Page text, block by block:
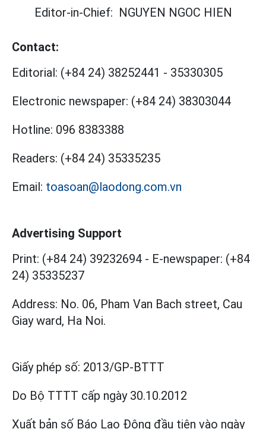
Editor-in-Chief: NGUYEN NGOC HIEN
Contact:
Editorial: (+84 24) 38252441 - 35330305
Electronic newspaper: (+84 24) 38303044
Hotline: 096 8383388
Readers: (+84 24) 35335235
Email: toasoan@laodong.com.vn
Advertising Support
Print: (+84 24) 39232694 - E-newspaper: (+84
24) 35335237
Address: No. 06, Pham Van Bach street, Cau
Giay ward, Ha Noi.
Giấy phép số: 2013/GP-BTTT
Do Bộ TTTT cấp ngày 30.10.2012
Xuất bản số Báo Lao Động đầu tiên vào ngày